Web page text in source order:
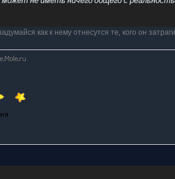
как к нему отнесутся те, кого он